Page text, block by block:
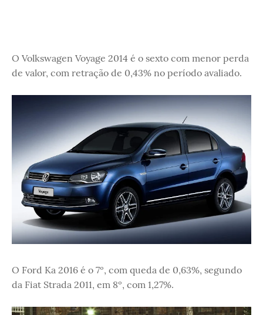
O Volkswagen Voyage 2014 é o sexto com menor perda
de valor, com retração de 0,43% no período avaliado.
O Ford Ka 2016 é o 7º, com queda de 0,63%, segundo
da Fiat Strada 2011, em 8º, com 1,27%.